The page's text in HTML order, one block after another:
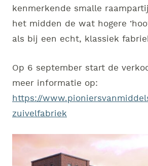
kenmerkende smalle
het midden de wat hogere
als bij een echt, klassiek
Op 6 september start de
meer informatie op:
https://
zuivelfabriek